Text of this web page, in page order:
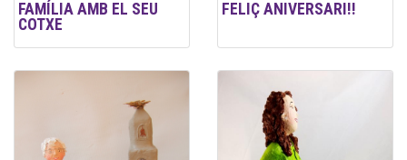
FAMÍLIA AMB EL SEU
COTXE
FELIÇ ANIVERSARI!!